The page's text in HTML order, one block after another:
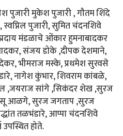
पुजारी मुकेश पुजारी , गौतम शिंदे
पुजारी, सुमित चंदनशिवे
मंडळाचे ओंकार हुमनाबादकर
संजय डोके ,दीपक देशमाने,
भीमराज मस्के, प्रथमेश सुरवसे
नागेश कुंभार, शिवराम कांबळे,
,जयराज सांगे ,सिकंदर शेख ,सुरज
आळगे, सुरज जगताप ,सुरज
तळभंडारे, आप्पा चंदनशिवे
उपस्थित होते.